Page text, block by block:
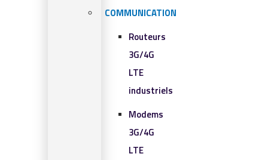
COMMUNICATION
Routeurs
3G/4G
LTE
industriels
Modems
3G/4G
LTE